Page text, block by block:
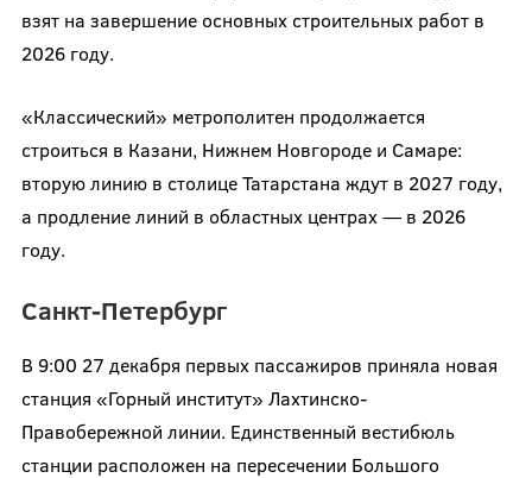
взят на завершение основных строительных работ в
2026 году.
«Классический» метрополитен продолжается
строиться в Казани, Нижнем Новгороде и Самаре:
вторую линию в столице Татарстана ждут в 2027 году,
а продление линий в областных центрах — в 2026
году.
Санкт-Петербург
В 9:00 27 декабря первых пассажиров приняла новая
станция «Горный институт» Лахтинско-
Правобережной линии. Единственный вестибюль
станции расположен на пересечении Большого